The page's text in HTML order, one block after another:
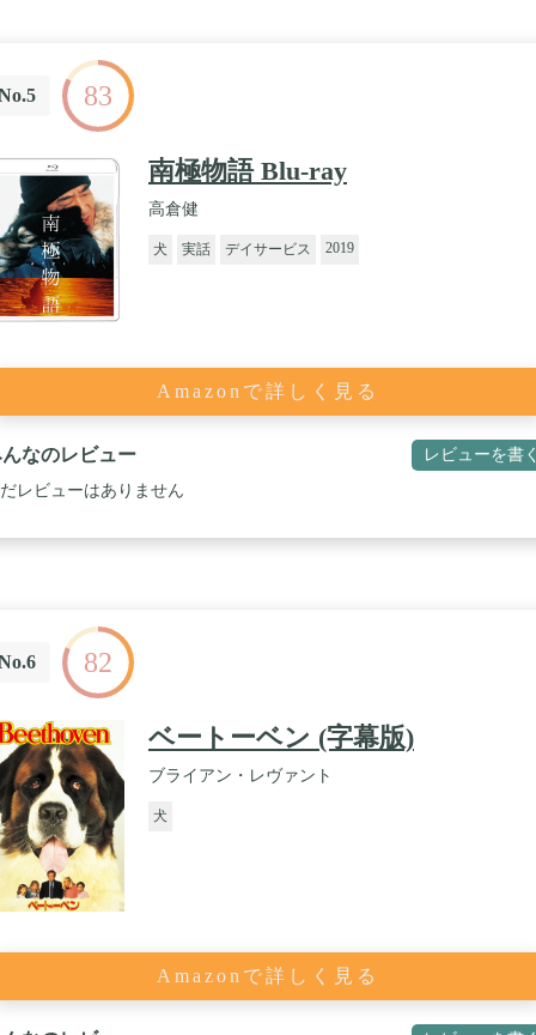
83
南極物語 Blu-ray
高倉健
犬 実話 デイサービス 2019
Amazonで詳しく見る
なのレビュー レビューを書
レビューはありません
82
ベートーベン (字幕版)
ブライアン・レヴァント
犬
Amazonで詳しく見る